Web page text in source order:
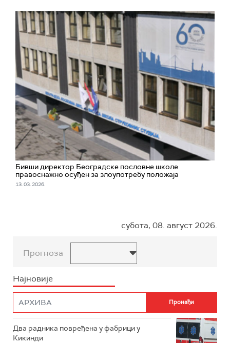
Бивши директор Београдске пословне школе
правоснажно осуђен за злоупотребу положаја
13. 03. 2026.
субота, 08. август 2026.
Прогноза
Најновије
Два радника повређена у фабрици у
Кикинди